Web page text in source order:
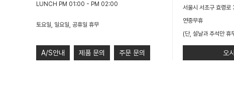
LUNCH PM 01:00 - PM 02:00
토요일, 일요일, 공휴일 휴무
A/S안내 제품 문의 주문 문의
서울시 서초구 효령
연중무휴
(단, 설날과 추석만 휴
오